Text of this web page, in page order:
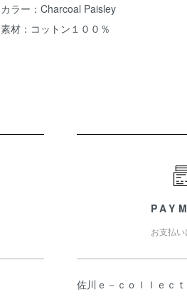
カラー：Charcoal Paisley
素材：コットン１００％
お支払
佐川ｅ－ｃｏｌｌｅｃ